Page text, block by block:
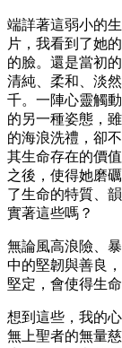
端詳著這弱小的
片，我看到了她
的臉。還是當初
清純、柔和、淡
千。一陣心靈觸
的另一種姿態，
的海浪洗禮，卻
其生命存在的價
之後，使得她磨
了生命的特質、
實著這些嗎？
無論風高浪險、
中的堅韌與善良
堅定，會使得生
想到這些，我的
無上聖者的無量